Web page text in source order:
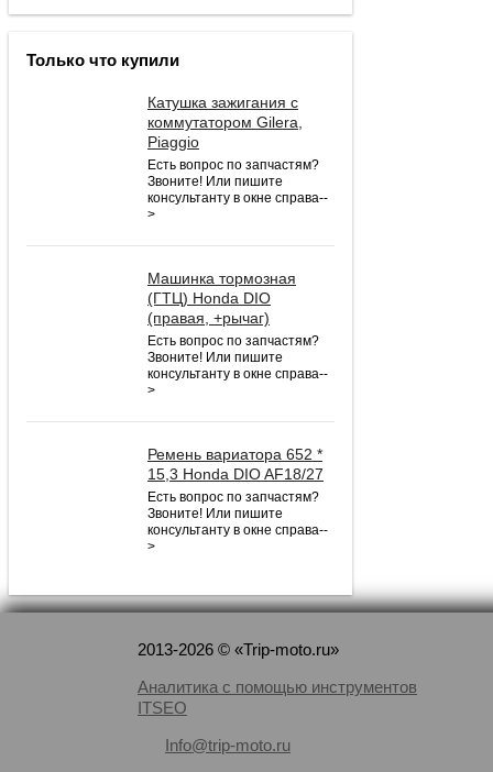
Только что купили
Катушка зажигания с
коммутатором Gilera,
Piaggio
Есть вопрос по запчастям?
Звоните! Или пишите
консультанту в окне справа--
>
Машинка тормозная
(ГТЦ) Honda DIO
(правая, +рычаг)
Есть вопрос по запчастям?
Звоните! Или пишите
консультанту в окне справа--
>
Ремень вариатора 652 *
15,3 Honda DIO AF18/27
Есть вопрос по запчастям?
Звоните! Или пишите
консультанту в окне справа--
>
2013-2026 © «Trip-moto.ru»
Аналитика с помощью инструментов
ITSEO
Info@trip-moto.ru